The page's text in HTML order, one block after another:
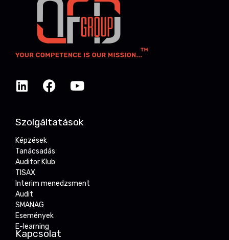
Szolgáltatások
Képzések
Tanácsadás
Auditor Klub
TISAX
Interim menedzsment
Audit
SMANAG
Események
E-learning
Kapcsolat